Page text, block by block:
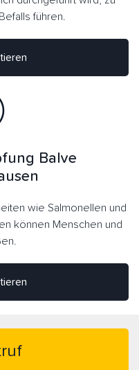
führen.
Balve
wie Salmonellen und
können Menschen und